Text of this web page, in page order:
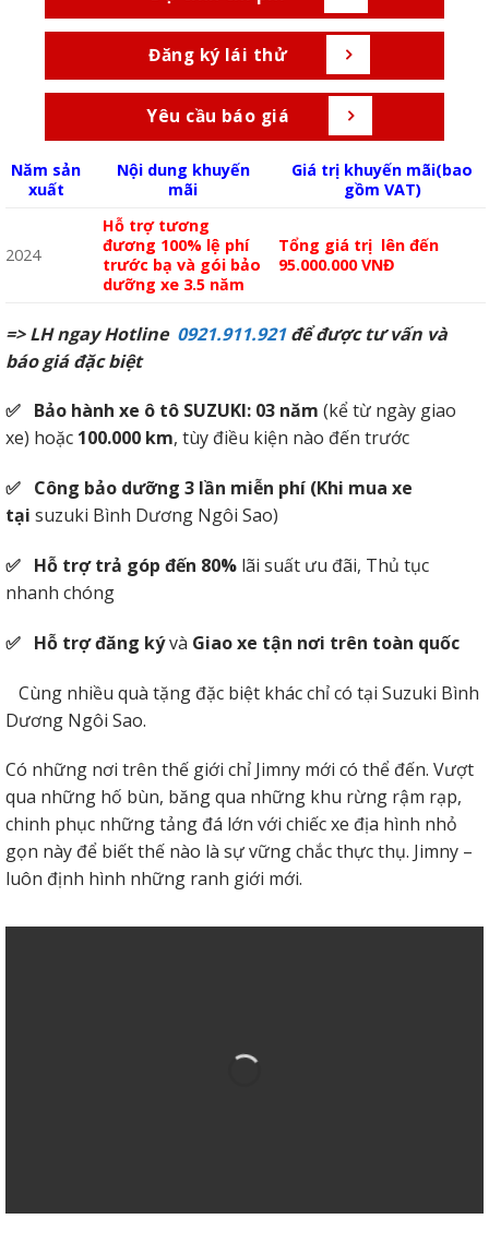
Đăng ký lái thử
Yêu cầu báo giá
Năm sản
xuất
Nội dung khuyến
mãi
Giá trị khuyến mãi(bao
gồm VAT)
2024
Hỗ trợ tương
đương 100% lệ phí
trước bạ và gói bảo
dưỡng xe 3.5 năm
Tổng giá trị lên đến
95.000.000 VNĐ
=> LH ngay Hotline 0921.911.921để được tư vấn và
báo giá đặc biệt
✅ Bảo hành xe ô tô SUZUKI: 03 năm (kể từ ngày giao
xe) hoặc 100.000 km, tùy điều kiện nào đến trước
✅ Công bảo dưỡng 3 lần miễn phí (Khi mua xe
tại suzuki Bình Dương Ngôi Sao)
✅ Hỗ trợ trả góp đến 80% lãi suất ưu đãi, Thủ tục
nhanh chóng
✅ Hỗ trợ đăng kývà Giao xe tận nơi trên toàn quốc
Cùng nhiều quà tặng đặc biệt khác chỉ có tại Suzuki Bình
Dương Ngôi Sao.
Có những nơi trên thế giới chỉ Jimny mới có thể đến. Vượt
qua những hố bùn, băng qua những khu rừng rậm rạp,
chinh phục những tảng đá lớn với chiếc xe địa hình nhỏ
gọn này để biết thế nào là sự vững chắc thực thụ. Jimny –
luôn định hình những ranh giới mới.